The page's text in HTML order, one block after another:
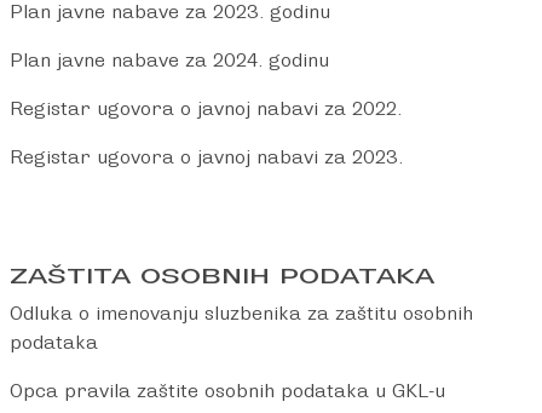
Plan javne nabave za 2023. godinu
Plan javne nabave za 2024. godinu
Registar ugovora o javnoj nabavi za 2022.
Registar ugovora o javnoj nabavi za 2023.
ZAŠTITA OSOBNIH PODATAKA
Odluka o imenovanju sluzbenika za zaštitu osobnih
podataka
Opca pravila zaštite osobnih podataka u GKL-u